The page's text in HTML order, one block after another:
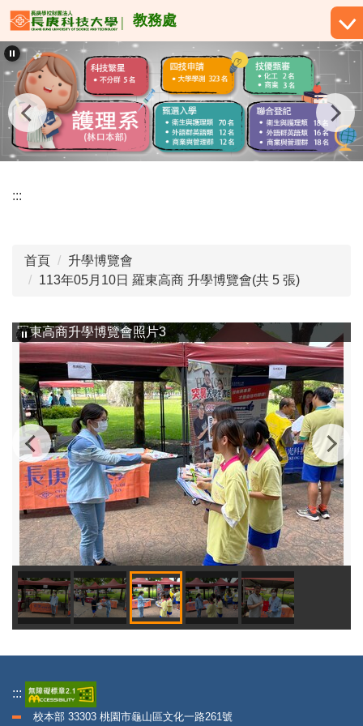
跳
到
主
要
內
容
區
教務處
:::
首頁
升學博覽會
113年05月10日 羅東高商 升學博覽會(共 5 張)
羅東高商升學博覽會照片3
:::
校本部 33303 桃園市龜山區文化一路261號